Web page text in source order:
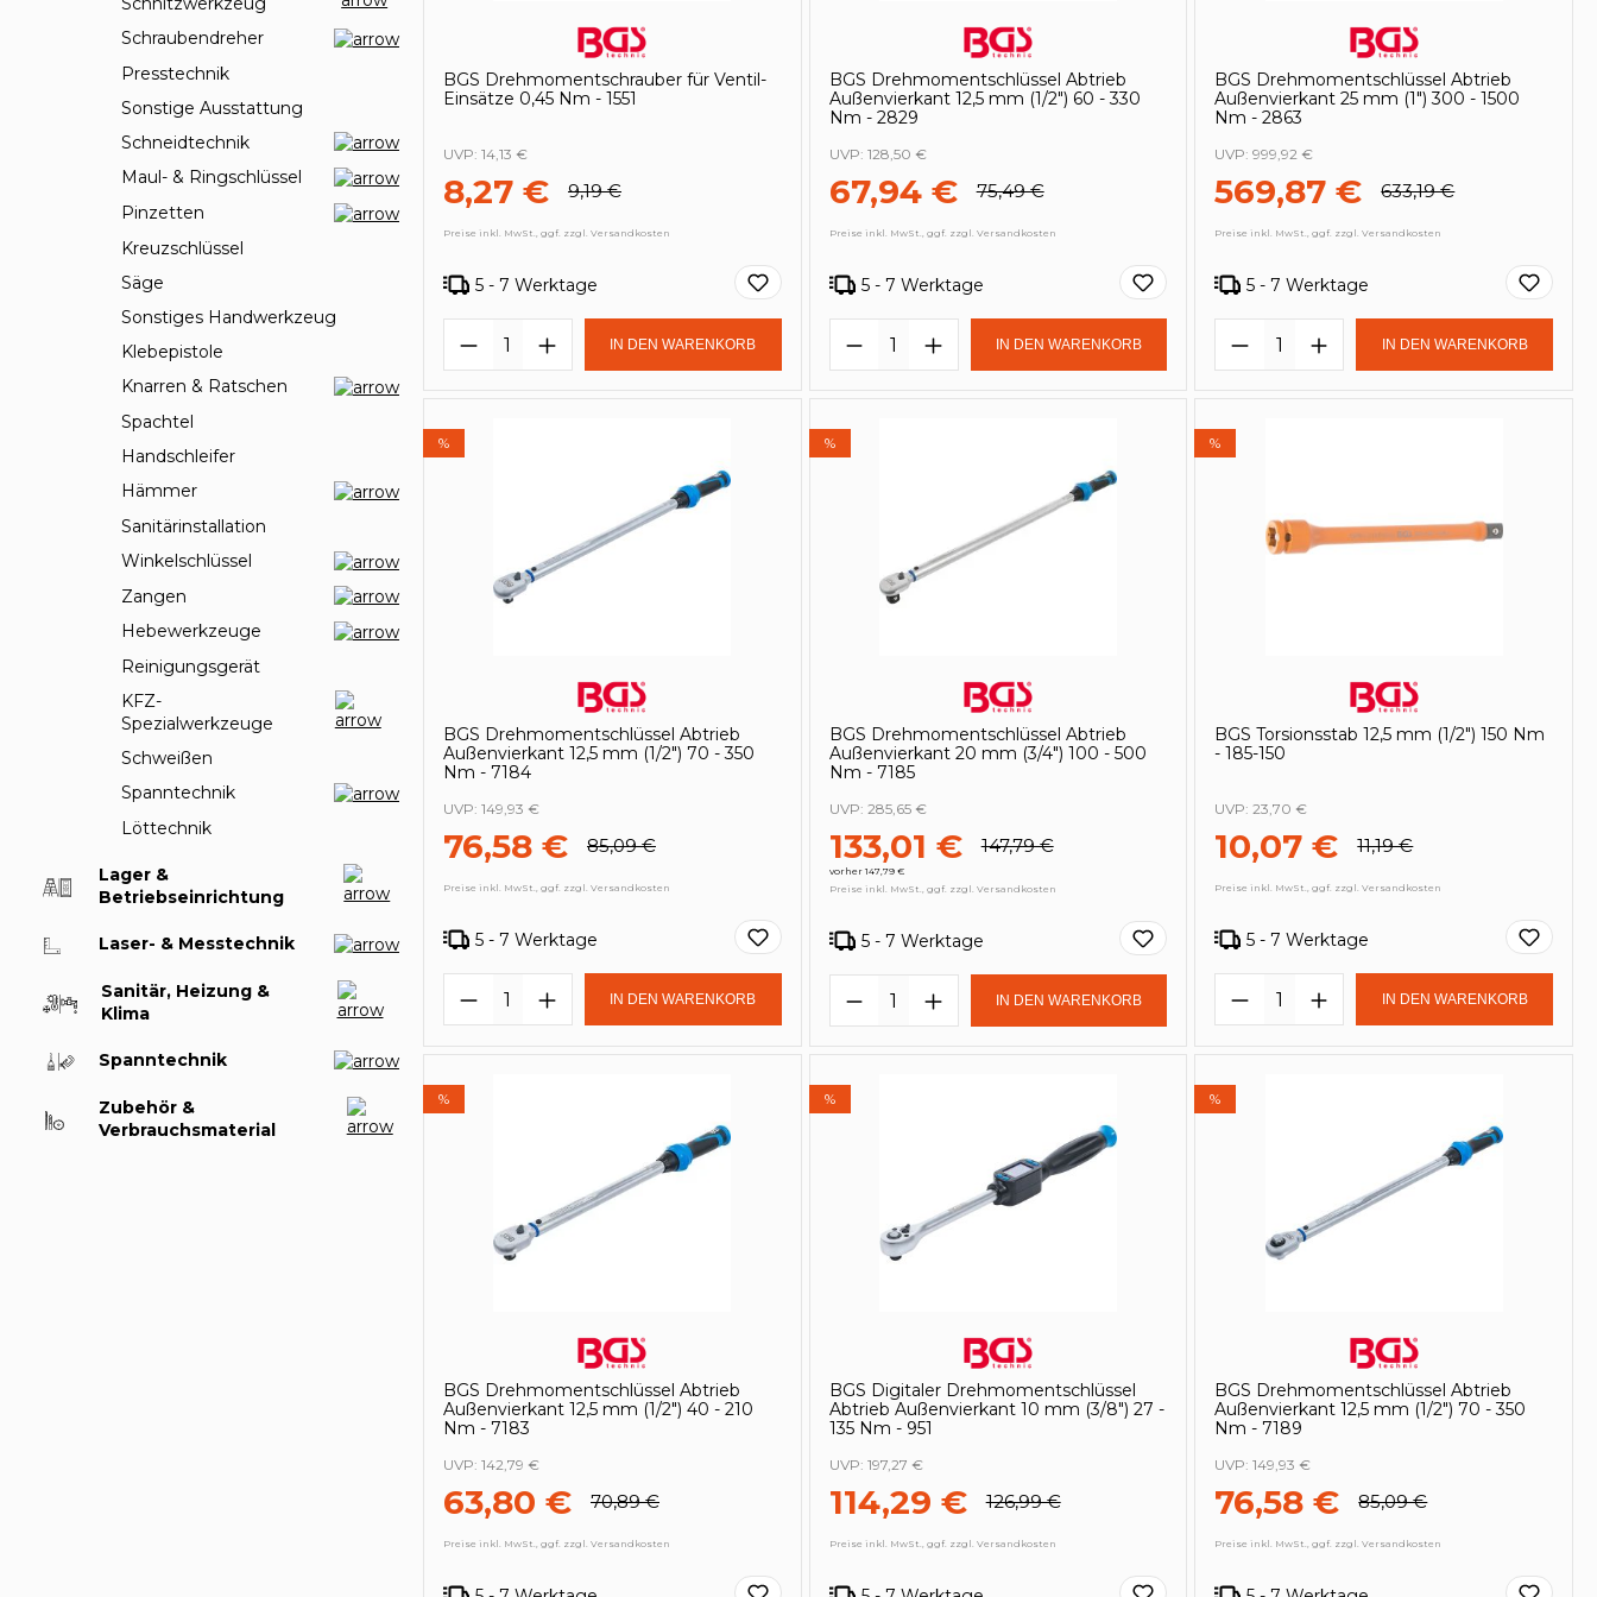
Schraubendreher
Presstechnik
Sonstige Ausstattung
Schneidtechnik
Maul- & Ringschlüssel
Pinzetten
Kreuzschlüssel
Säge
Sonstiges Handwerkzeug
Klebepistole
Knarren & Ratschen
Spachtel
Handschleifer
Hämmer
Sanitärinstallation
Winkelschlüssel
Zangen
Hebewerkzeuge
Reinigungsgerät
KFZ-
Spezialwerkzeuge
Schweißen
Spanntechnik
Löttechnik
Lager &
Betriebseinrichtung
Laser- & Messtechnik
Sanitär, Heizung &
Klima
Spanntechnik
Zubehör &
Verbrauchsmaterial
BGS Drehmomentschrauber für Ventil-
Einsätze 0,45 Nm - 1551
8,27 € 9,19 €
UVP: 14,13 €
Preise inkl. MwSt., ggf. zzgl. Versandkosten
5 - 7 Werktage
Produkt Anzahl: Gib den gewünschten Wert ein oder benutze die Schaltflächen
IN DEN WARENKORB
BGS Drehmomentschlüssel Abtrieb
Außenvierkant 12,5 mm (1/2") 60 - 330
Nm - 2829
67,94 € 75,49 €
UVP: 128,50 €
Preise inkl. MwSt., ggf. zzgl. Versandkosten
5 - 7 Werktage
Produkt Anzahl: Gib den gewünschten Wert ein
IN DEN WARENKORB
BGS Drehmomentschlüssel Abtrieb
Außenvierkant 25 mm (1") 300 - 1500
Nm - 2863
569,87 € 633,19 €
UVP:999,92 €
Preise inkl. MwSt., ggf. zzgl. Versandkosten
5 - 7 Werktage
Produkt Anzahl: Gib den
IN DEN WARENKORB
%
BGS Drehmomentschlüssel Abtrieb
Außenvierkant 12,5 mm (1/2") 70 - 350
Nm - 7184
76,58 € 85,09 €
UVP: 149,93 €
Preise inkl. MwSt., ggf. zzgl. Versandkosten
5 - 7 Werktage
Produkt Anzahl: Gib den gewünschten Wert ein oder benutze die Schaltflächen
IN DEN WARENKORB
%
BGS Drehmomentschlüssel Abtrieb
Außenvierkant 20 mm (3/4") 100 - 500
Nm - 7185
133,01 € 147,79 €
vorher 147,79 €
UVP: 285,65 €
Preise inkl. MwSt., ggf. zzgl. Versandkosten
5 - 7 Werktage
Produkt Anzahl: Gib den gewünschten Wert ein
IN DEN WARENKORB
%
BGS Torsionsstab 12,5 mm (1/2") 150 Nm
- 185-150
10,07 € 11,19 €
UVP:23,70 €
Preise inkl. MwSt., ggf. zzgl. Versandkosten
5 - 7 Werktage
Produkt Anzahl: Gib den
IN DEN WARENKORB
%
BGS Drehmomentschlüssel Abtrieb
Außenvierkant 12,5 mm (1/2") 40 - 210
Nm - 7183
63,80 € 70,89 €
UVP: 142,79 €
Preise inkl. MwSt., ggf. zzgl. Versandkosten
%
BGS Digitaler Drehmomentschlüssel
Abtrieb Außenvierkant 10 mm (3/8") 27 -
135 Nm - 951
114,29 € 126,99 €
UVP: 197,27 €
Preise inkl. MwSt., ggf. zzgl. Versandkosten
%
BGS Drehmomentschlüssel Abtrieb
Außenvierkant 12,5 mm (1/2") 70 - 350
Nm - 7189
76,58 € 85,09 €
UVP:149,93 €
Preise inkl. MwSt., ggf. zzgl. Versandkosten